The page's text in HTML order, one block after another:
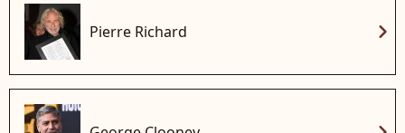
Pierre Richard chevron_right